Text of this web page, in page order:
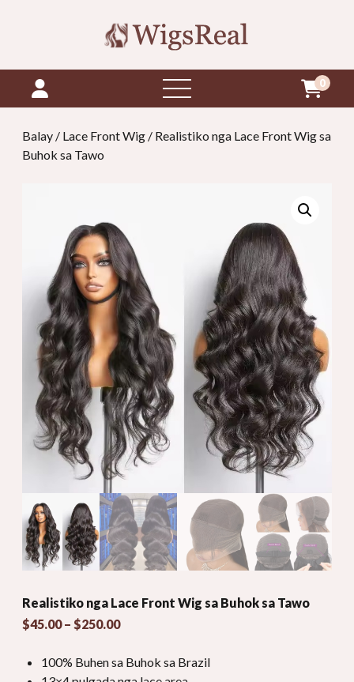
Open
Menu
0
Balay / Lace Front Wig / Realistiko nga Lace Front Wig sa
Buhok sa Tawo
Realistiko nga Lace Front Wig sa Buhok sa Tawo
$45.00 – $250.00Presyo:
lahus
100% Buhen sa Buhok sa Brazil